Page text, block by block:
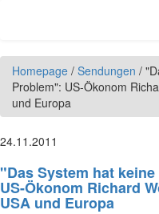
Homepage / Sendungen /
Problem": US-Ökonom
und Europa
24.11.2011
"Das System hat
US-Ökonom Richard
USA und Europa